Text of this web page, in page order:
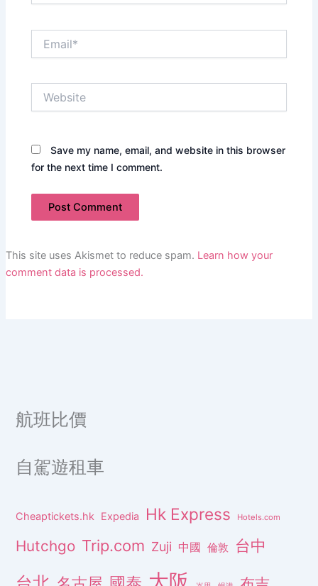
Save my name, email, and website in this browser
for the next time I comment.
This site uses Akismet to reduce spam. Learn how your
comment data is processed.
航班比價
自駕遊租車
Cheaptickets.hk Expedia Hk Express Hotels.com
Hutchgo Trip.com Zuji 中國 倫敦 台中